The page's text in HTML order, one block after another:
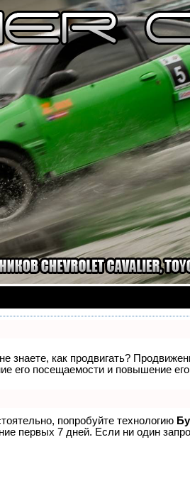
знаете, как продвигать?
его посещаемости и повышение
попробуйте технологию
первых 7 дней. Если ни один